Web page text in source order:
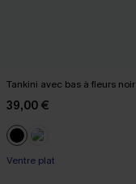
Tankini avec bas à fleurs noir
39,00 €
Ventre plat